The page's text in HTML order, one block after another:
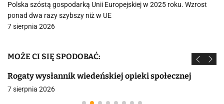
Polska szóstą gospodarką Unii Europejskiej w 2025 roku. Wzrost
ponad dwa razy szybszy niż w UE
7 sierpnia 2026
MOŻE CI SIĘ SPODOBAĆ:
Rogaty wysłannik wiedeńskiej opieki społecznej
7 sierpnia 2026